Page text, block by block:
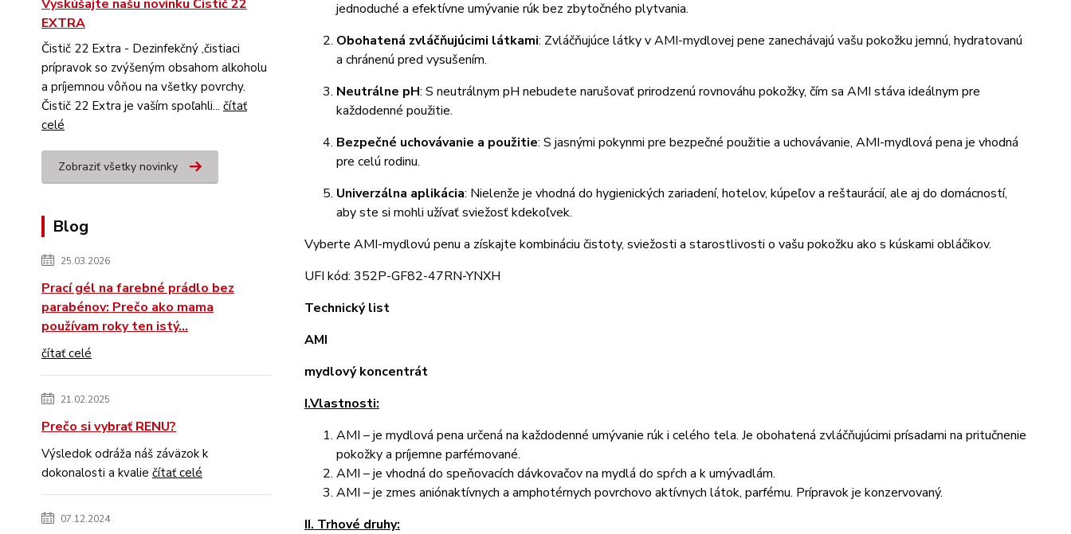
Vyskúšajte našu novinku Čistič 22
EXTRA
Čistič 22 Extra - Dezinfekčný ,čistiaci
prípravok so zvýšeným obsahom alkoholu
a príjemnou vôňou na všetky povrchy.
Čistič 22 Extra je vaším spoľahli... čítať
celé
Zobraziť všetky novinky
Blog
25.03.2026
Prací gél na farebné prádlo bez
parabénov: Prečo ako mama
používam roky ten istý...
čítať celé
21.02.2025
Prečo si vybrať RENU?
Výsledok odráža náš záväzok k
dokonalosti a kvalie čítať celé
07.12.2024
jednoduché a efektívne umývanie rúk bez zbytočného plytvania.
Obohatená zvláčňujúcimi látkami: Zvláčňujúce látky v AMI-mydlovej pene zanechávajú vašu pokožku jemnú, hydratovanú
a chránenú pred vysušením.
Neutrálne pH: S neutrálnym pH nebudete narušovať prirodzenú rovnováhu pokožky, čím sa AMI stáva ideálnym pre
každodenné použitie.
Bezpečné uchovávanie a použitie: S jasnými pokynmi pre bezpečné použitie a uchovávanie, AMI-mydlová pena je vhodná
pre celú rodinu.
Univerzálna aplikácia: Nielenže je vhodná do hygienických zariadení, hotelov, kúpeľov a reštaurácií, ale aj do domácností,
aby ste si mohli užívať sviežosť kdekoľvek.
Vyberte AMI-mydlovú penu a získajte kombináciu čistoty, sviežosti a starostlivosti o vašu pokožku ako s kúskami obláčikov.
UFI kód: 352P-GF82-47RN-YNXH
Technický list
AMI
mydlový koncentrát
I.Vlastnosti:
AMI – je mydlová pena určená na každodenné umývanie rúk i celého tela. Je obohatená zvláčňujúcimi prísadami na pritučnenie
pokožky a príjemne parfémované.
AMI – je vhodná do speňovacích dávkovačov na mydlá do spŕch a k umývadlám.
AMI – je zmes aniónaktívnych a amphotérnych povrchovo aktívnych látok, parfému. Prípravok je konzervovaný.
II. Trhové druhy: